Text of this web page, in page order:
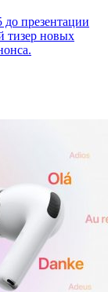
до презентации
тизер новых